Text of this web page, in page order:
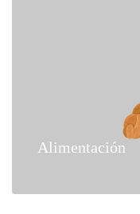
Alimentación